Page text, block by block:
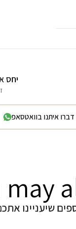
יחס
איתנו בוואטסאפ
may
שיעניינו